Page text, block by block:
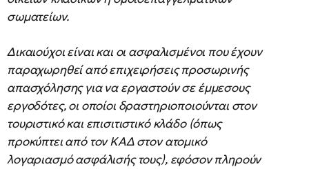
σωματείων.
Δικαιούχοι είναι και οι ασφαλισμένοι που έχουν
παραχωρηθεί από επιχειρήσεις προσωρινής
απασχόλησης για να εργαστούν σε έμμεσους
εργοδότες, οι οποίοι δραστηριοποιούνται στον
τουριστικό και επισιτιστικό κλάδο (όπως
προκύπτει από τον ΚΑΔ στον ατομικό
λογαριασμό ασφάλισής τους), εφόσον πληρούν